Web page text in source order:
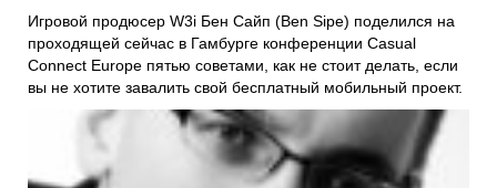
Игровой продюсер W3i Бен Сайп (Ben Sipe) поделился на
проходящей сейчас в Гамбурге конференции Casual
Connect Europe пятью советами, как не стоит делать, если
вы не хотите завалить свой бесплатный мобильный проект.